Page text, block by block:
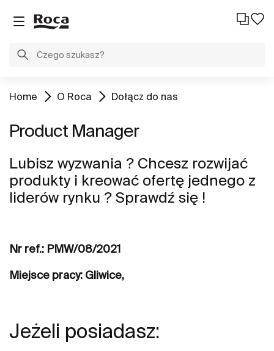
Home O Roca Dołącz do nas
Product Manager
Lubisz wyzwania ? Chcesz rozwijać
produkty i kreować ofertę jednego z
liderów rynku ? Sprawdź się !
Nr ref.: PMW/08/2021
Miejsce pracy: Gliwice,
Jeżeli posiadasz: